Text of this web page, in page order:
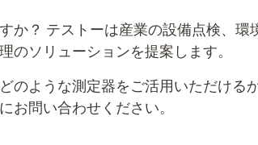
か？ テストーは産業の設備点検、環
のソリューションを提案します。
のような測定器をご活用いただける
お問い合わせください。